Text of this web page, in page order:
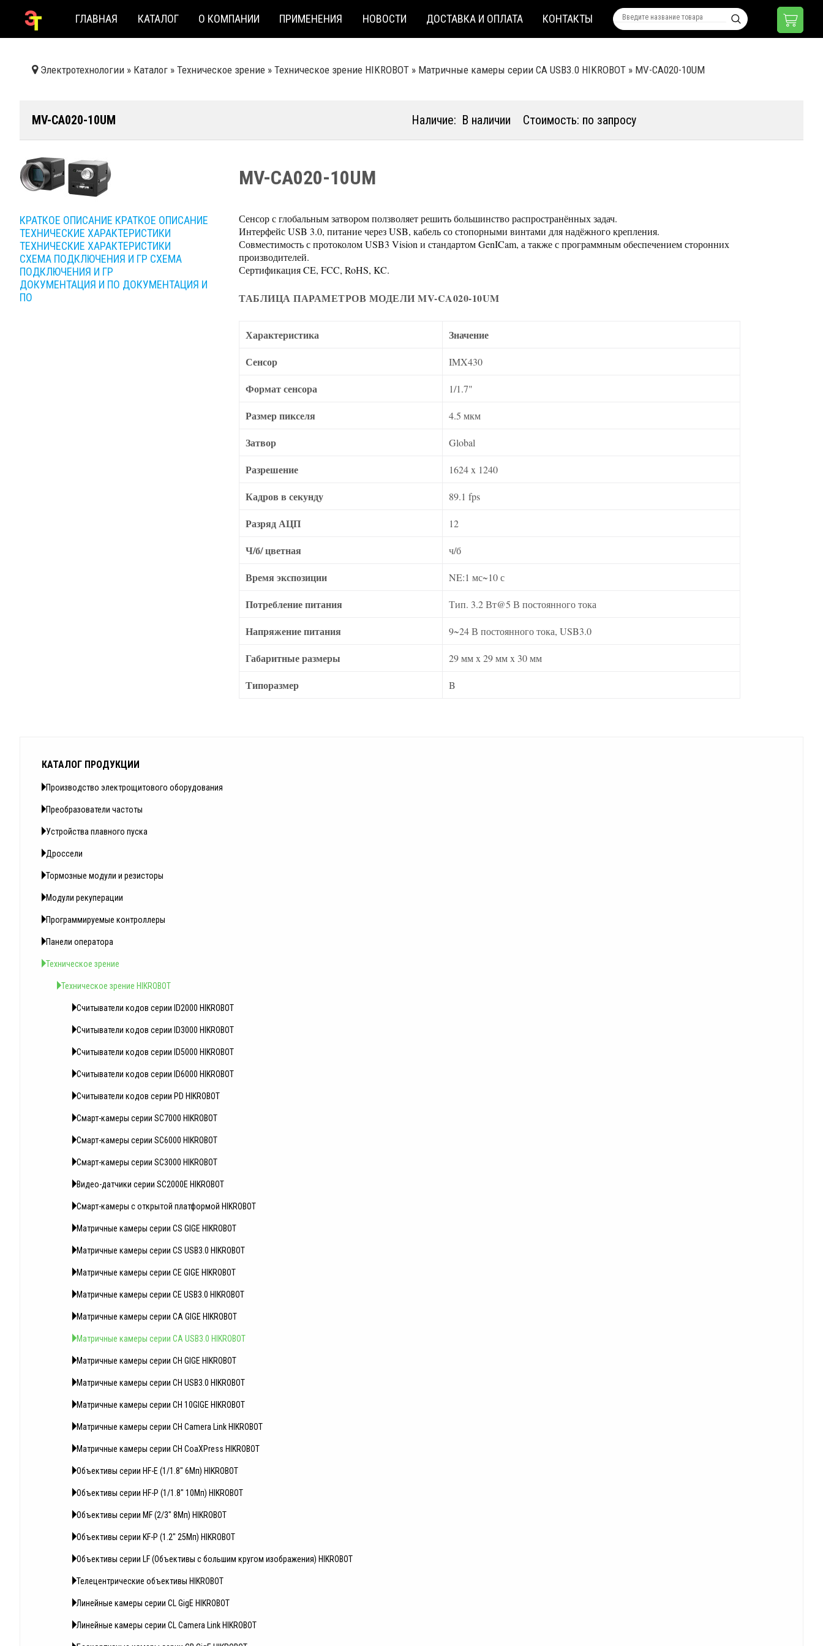
ГЛАВНАЯ КАТАЛОГ О КОМПАНИИ ПРИМЕНЕНИЯ НОВОСТИ ДОСТАВКА И ОПЛАТА КОНТАКТЫ
Электротехнологии » Каталог » Техническое зрение » Техническое зрение HIKROBOT » Матричные камеры серии CA USB3.0 HIKROBOT » MV-CA020-10UM
MV-CA020-10UM Наличие: В наличии Стоимость: по запросу
КРАТКОЕ ОПИСАНИЕ КРАТКОЕ ОПИСАНИЕ
ТЕХНИЧЕСКИЕ ХАРАКТЕРИСТИКИ
ТЕХНИЧЕСКИЕ ХАРАКТЕРИСТИКИ
СХЕМА ПОДКЛЮЧЕНИЯ И ГР СХЕМА
ПОДКЛЮЧЕНИЯ И ГР
ДОКУМЕНТАЦИЯ И ПО ДОКУМЕНТАЦИЯ И
ПО
MV-CA020-10UM
Сенсор с глобальным затвором ползволяет решить большинство распространённых задач.
Интерфейс USB 3.0, питание через USB, кабель со стопорными винтами для надёжного крепления.
Совместимость с протоколом USB3 Vision и стандартом GenICam, а также с программным обеспечением сторонних
производителей.
Сертификация CE, FCC, RoHS, KC.
ТАБЛИЦА ПАРАМЕТРОВ МОДЕЛИ MV-CA020-10UM
Характеристика
Значение
Сенсор
IMX430
Формат сенсора 1/1.7"
Размер пикселя 4.5 мкм
Затвор Global
Разрешение 1624 x 1240
Кадров в секунду 89.1 fps
Разряд АЦП 12
Ч/б/ цветная ч/б
Время экспозиции NE:1 мс~10 с
Потребление питания Тип. 3.2 Вт@5 В постоянного тока
Напряжение питания 9~24 В постоянного тока, USB3.0
Габаритные размеры 29 мм x 29 мм x 30 мм
Типоразмер B
КАТАЛОГ ПРОДУКЦИИ
Производство электрощитового оборудования
Преобразователи частоты
Устройства плавного пуска
Дроссели
Тормозные модули и резисторы
Модули рекуперации
Программируемые контроллеры
Панели оператора
Техническое зрение
Техническое зрение HIKROBOT
Считыватели кодов серии ID2000 HIKROBOT
Считыватели кодов серии ID3000 HIKROBOT
Считыватели кодов серии ID5000 HIKROBOT
Считыватели кодов серии ID6000 HIKROBOT
Считыватели кодов серии PD HIKROBOT
Смарт-камеры серии SC7000 HIKROBOT
Смарт-камеры серии SC6000 HIKROBOT
Смарт-камеры серии SC3000 HIKROBOT
Видео-датчики серии SC2000E HIKROBOT
Смарт-камеры с открытой платформой HIKROBOT
Матричные камеры серии CS GIGE HIKROBOT
Матричные камеры серии CS USB3.0 HIKROBOT
Матричные камеры серии CE GIGE HIKROBOT
Матричные камеры серии CE USB3.0 HIKROBOT
Матричные камеры серии CA GIGE HIKROBOT
Матричные камеры серии CA USB3.0 HIKROBOT
Матричные камеры серии CH GIGE HIKROBOT
Матричные камеры серии CH USB3.0 HIKROBOT
Матричные камеры серии CH 10GIGE HIKROBOT
Матричные камеры серии CH Camera Link HIKROBOT
Матричные камеры серии CH CoaXPress HIKROBOT
Объективы серии HF-E (1/1.8" 6Мп) HIKROBOT
Объективы серии HF-P (1/1.8" 10Мп) HIKROBOT
Объективы серии MF (2/3" 8Мп) HIKROBOT
Объективы серии KF-P (1.2" 25Мп) HIKROBOT
Объективы серии LF (Объективы с большим кругом изображения) HIKROBOT
Телецентрические объективы HIKROBOT
Линейные камеры серии CL GigE HIKROBOT
Линейные камеры серии CL Camera Link HIKROBOT